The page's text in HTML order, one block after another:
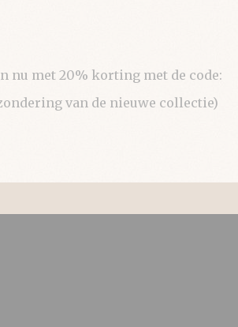
met 20% korting met de code:
van de nieuwe collectie)